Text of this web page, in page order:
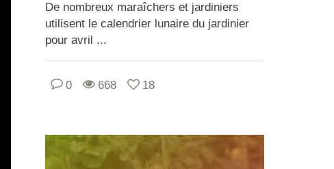
De nombreux maraîchers et jardiniers
utilisent le calendrier lunaire du jardinier
pour avril ...
0 668 18